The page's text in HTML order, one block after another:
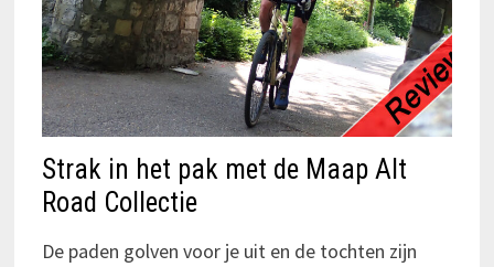
Strak in het pak met de Maap Alt
Road Collectie
De paden golven voor je uit en de tochten zijn